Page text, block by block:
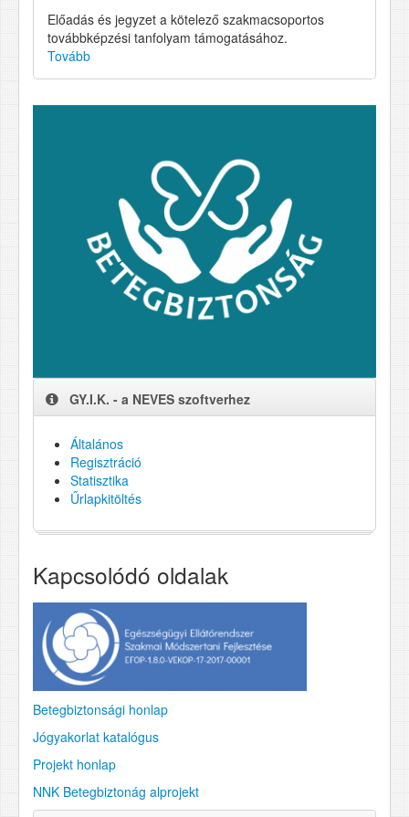
Előadás és jegyzet a kötelező szakmacsoportos
továbbképzési tanfolyam támogatásához.
Tovább
GY.I.K. - a NEVES szoftverhez
Általános
Regisztráció
Statisztika
Űrlapkitöltés
Kapcsolódó oldalak
Betegbiztonsági honlap
Jógyakorlat katalógus
Projekt honlap
NNK Betegbiztonág alprojekt